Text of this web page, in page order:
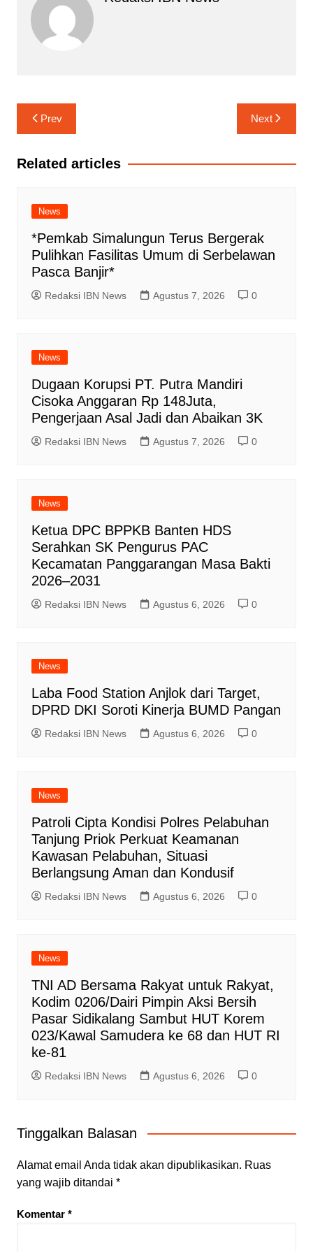
Navigasi
pos
Prev Next
Related articles
News
*Pemkab Simalungun Terus Bergerak
Pulihkan Fasilitas Umum di Serbelawan
Pasca Banjir*
Redaksi IBN News Agustus 7, 2026 0
News
Dugaan Korupsi PT. Putra Mandiri
Cisoka Anggaran Rp 148Juta,
Pengerjaan Asal Jadi dan Abaikan 3K
Redaksi IBN News Agustus 7, 2026 0
News
Ketua DPC BPPKB Banten HDS
Serahkan SK Pengurus PAC
Kecamatan Panggarangan Masa Bakti
2026–2031
Redaksi IBN News Agustus 6, 2026 0
News
Laba Food Station Anjlok dari Target,
DPRD DKI Soroti Kinerja BUMD Pangan
Redaksi IBN News Agustus 6, 2026 0
News
Patroli Cipta Kondisi Polres Pelabuhan
Tanjung Priok Perkuat Keamanan
Kawasan Pelabuhan, Situasi
Berlangsung Aman dan Kondusif
Redaksi IBN News Agustus 6, 2026 0
News
TNI AD Bersama Rakyat untuk Rakyat,
Kodim 0206/Dairi Pimpin Aksi Bersih
Pasar Sidikalang Sambut HUT Korem
023/Kawal Samudera ke 68 dan HUT RI
ke-81
Redaksi IBN News Agustus 6, 2026 0
Tinggalkan Balasan
Alamat email Anda tidak akan dipublikasikan. Ruas
yang wajib ditandai *
Komentar *